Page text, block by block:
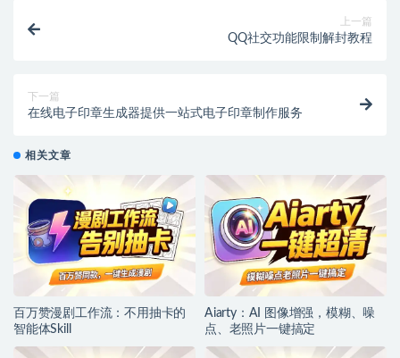
上一篇
QQ社交功能限制解封教程
下一篇
在线电子印章生成器提供一站式电子印章制作服务
相关文章
百万赞漫剧工作流：不用抽卡的
智能体Skill
Aiarty：AI 图像增强，模糊、噪
点、老照片一键搞定